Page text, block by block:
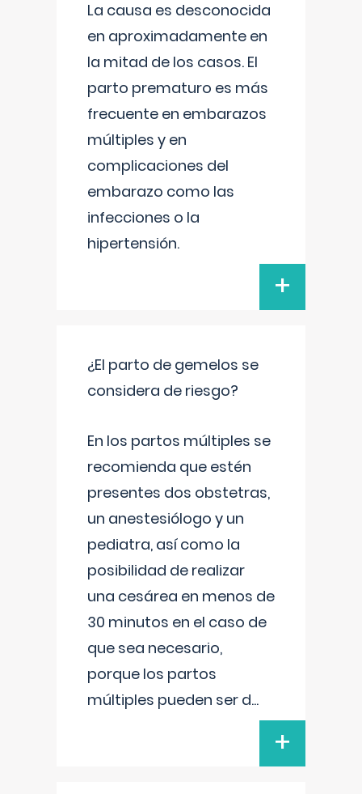
La causa es desconocida
en aproximadamente en
la mitad de los casos. El
parto prematuro es más
frecuente en embarazos
múltiples y en
complicaciones del
embarazo como las
infecciones o la
hipertensión.
+
¿El parto de gemelos se
considera de riesgo?
En los partos múltiples se
recomienda que estén
presentes dos obstetras,
un anestesiólogo y un
pediatra, así como la
posibilidad de realizar
una cesárea en menos de
30 minutos en el caso de
que sea necesario,
porque los partos
múltiples pueden ser d...
+